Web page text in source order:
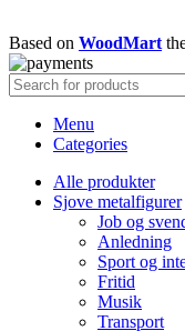
Based on WoodMart
Menu
Categories
Alle produkter
Sjove metalfigurer
Job og
Anledning
Sport og
Fritid
Musik
Transport